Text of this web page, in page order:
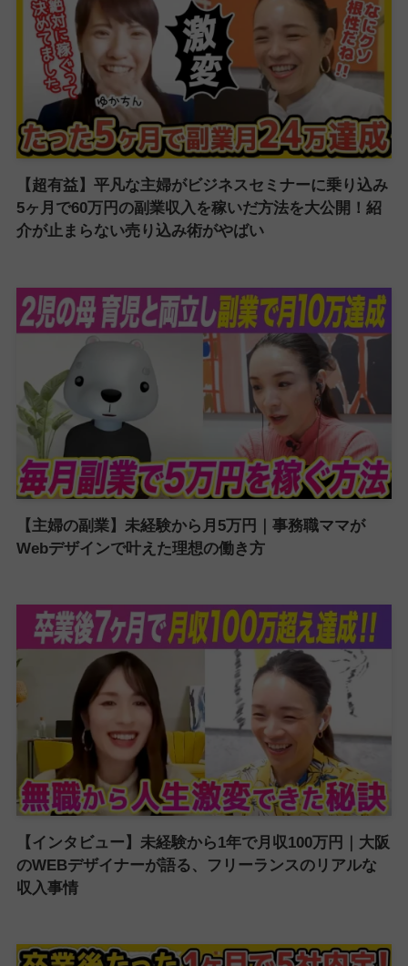
【超有益】平凡な主婦がビジネスセミナーに乗り込み
5ヶ月で60万円の副業収入を稼いだ方法を大公開！紹
介が止まらない売り込み術がやばい
【主婦の副業】未経験から月5万円｜事務職ママが
Webデザインで叶えた理想の働き方
【インタビュー】未経験から1年で月収100万円｜大阪
のWEBデザイナーが語る、フリーランスのリアルな
収入事情